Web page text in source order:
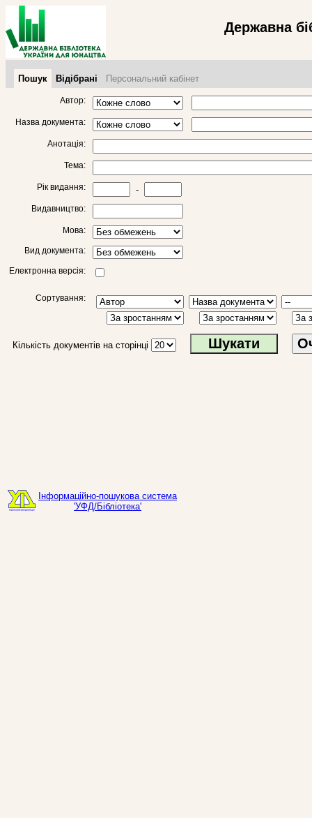
Державна
Пошук Відібрані Персональний кабінет
Автор:
Назва документа:
Анотація:
Тема:
Рік видання: -
Видавництво:
Мова:
Вид документа:
Електронна версія:
Сортування:
Кількість документів на сторінці
Інформаційно-пошукова система
'УФД/Бібліотека'